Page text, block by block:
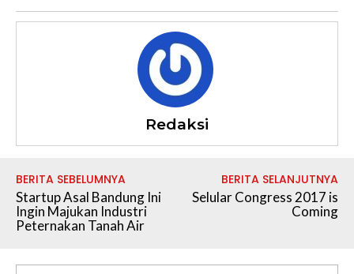
Redaksi
BERITA SEBELUMNYA
Startup Asal Bandung Ini
Ingin Majukan Industri
Peternakan Tanah Air
BERITA SELANJUTNYA
Selular Congress 2017 is
Coming